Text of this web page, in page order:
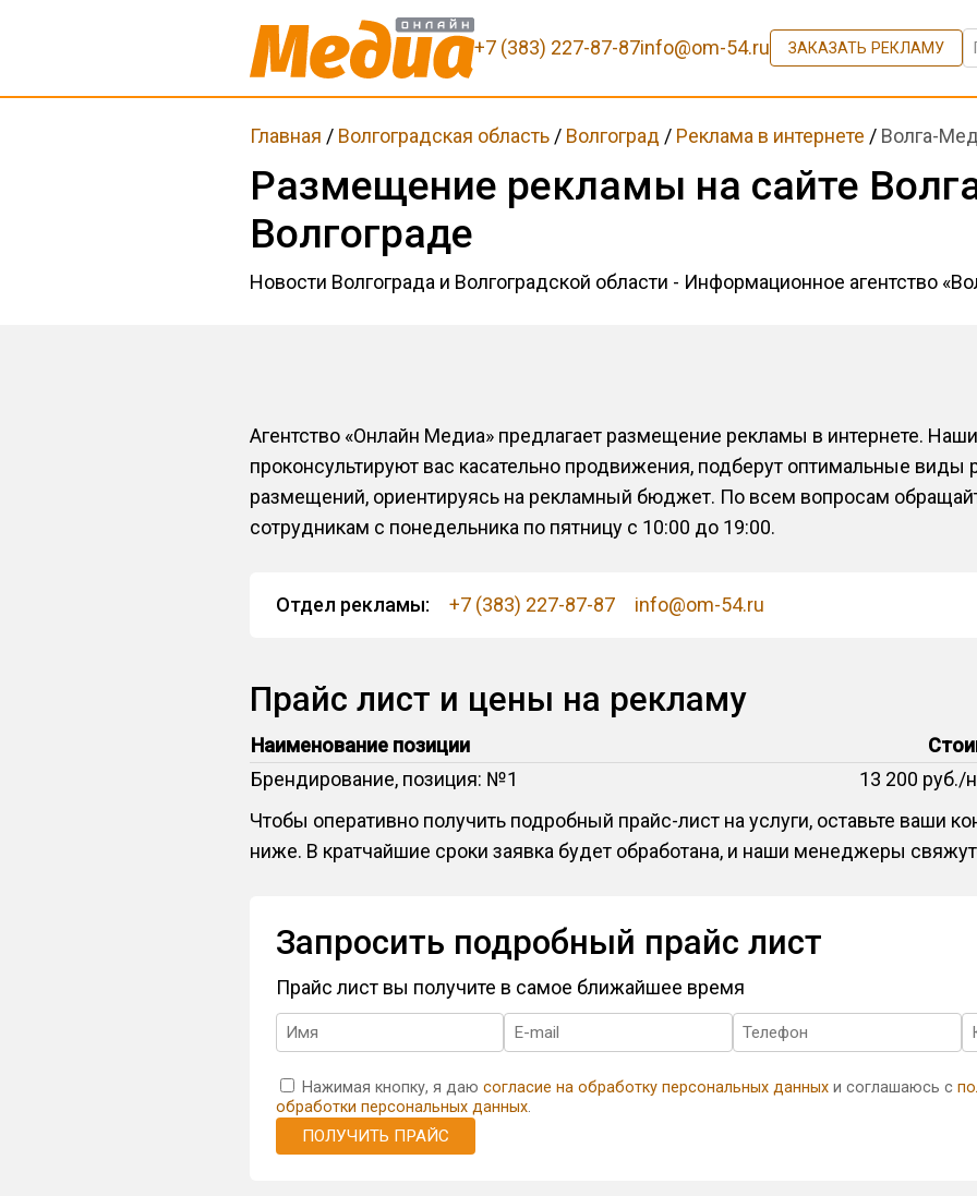
+7 (383) 227-87-87info@om-54.ru ЗАКАЗАТЬ РЕКЛАМУ
Главная / Волгоградская область/ Волгоград / Реклама в интернете / Волга-
Размещение рекламы на сайте
Волгограде
Новости Волгограда и Волгоградской области - Информационное агентство
Агентство «Онлайн Медиа» предлагает размещение рекламы в интернете.
проконсультируют вас касательно продвижения, подберут оптимальные виды
размещений, ориентируясь на рекламный бюджет. По всем вопросам
сотрудникам с понедельника по пятницу с 10:00 до 19:00.
Отдел рекламы: +7 (383) 227-87-87 info@om-54.ru
Прайс лист и цены на рекламу
Наименование позиции
Брендирование, позиция: №1
13 200 руб./
Чтобы оперативно получить подробный прайс-лист на услуги, оставьте ваши
ниже. В кратчайшие сроки заявка будет обработана, и наши менеджеры
Запросить подробный прайс лист
Прайс лист вы получите в самое ближайшее время
Нажимая кнопку, я даю согласие на обработку персональных данныхи соглашаюсь с
обработки персональных данных.
ПОЛУЧИТЬ ПРАЙС